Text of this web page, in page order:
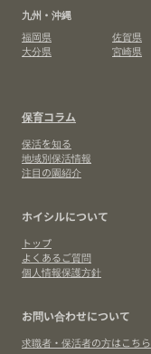
九州・沖縄
福岡県
佐賀県
大分県
宮崎県
保育コラム
保活を知る
地域別保活情報
注目の園紹介
ホイシルについて
トップ
よくあるご質問
個人情報保護方針
お問い合わせについて
求職者・保活者の方はこちら